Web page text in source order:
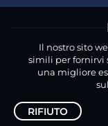
Il nostro sito
simili per fornirvi
una migliore
RIFIUTO